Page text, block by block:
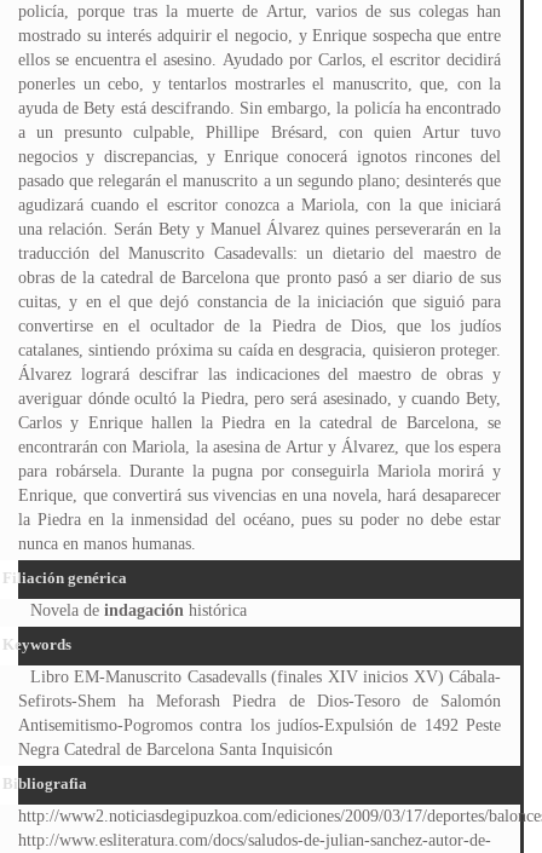
policía, porque tras la muerte de Artur, varios de sus colegas han
mostrado su interés adquirir el negocio, y Enrique sospecha que entre
ellos se encuentra el asesino. Ayudado por Carlos, el escritor decidirá
ponerles un cebo, y tentarlos mostrarles el manuscrito, que, con la
ayuda de Bety está descifrando. Sin embargo, la policía ha encontrado
a un presunto culpable, Phillipe Brésard, con quien Artur tuvo
negocios y discrepancias, y Enrique conocerá ignotos rincones del
pasado que relegarán el manuscrito a un segundo plano; desinterés que
agudizará cuando el escritor conozca a Mariola, con la que iniciará
una relación. Serán Bety y Manuel Álvarez quines perseverarán en la
traducción del Manuscrito Casadevalls: un dietario del maestro de
obras de la catedral de Barcelona que pronto pasó a ser diario de sus
cuitas, y en el que dejó constancia de la iniciación que siguió para
convertirse en el ocultador de la Piedra de Dios, que los judíos
catalanes, sintiendo próxima su caída en desgracia, quisieron proteger.
Álvarez logrará descifrar las indicaciones del maestro de obras y
averiguar dónde ocultó la Piedra, pero será asesinado, y cuando Bety,
Carlos y Enrique hallen la Piedra en la catedral de Barcelona, se
encontrarán con Mariola, la asesina de Artur y Álvarez, que los espera
para robársela. Durante la pugna por conseguirla Mariola morirá y
Enrique, que convertirá sus vivencias en una novela, hará desaparecer
la Piedra en la inmensidad del océano, pues su poder no debe estar
nunca en manos humanas.
Filiación genérica
Novela de indagación histórica
Keywords
Libro EM-Manuscrito Casadevalls (finales XIV inicios XV) Cábala-
Sefirots-Shem ha Meforash Piedra de Dios-Tesoro de Salomón
Antisemitismo-Pogromos contra los judíos-Expulsión de 1492 Peste
Negra Catedral de Barcelona Santa Inquisicón
Bibliografia
http://www2.noticiasdegipuzkoa.com/ediciones/2009/03/17/deportes/
http://www.esliteratura.com/docs/saludos-de-julian-sanchez-autor-de-